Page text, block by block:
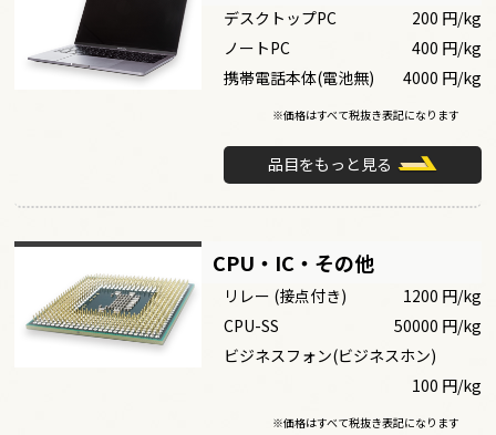
デスクトップPC
200 円/kg
ノートPC
400 円/kg
携帯電話本体(電池無)
4000 円/kg
※価格はすべて税抜き表記になります
品目をもっと見る
CPU・IC・その他
リレー (接点付き)
1200 円/kg
CPU-SS
50000 円/kg
ビジネスフォン(ビジネスホン)
100 円/kg
※価格はすべて税抜き表記になります